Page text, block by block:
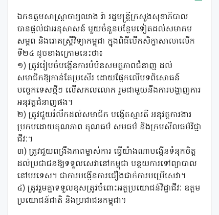
ឯកឧត្តមសាស្រ្តាចារ្យឈាង រ៉ា រដ្ឋមន្រ្តីក្រសួងសុខាភិបាល
បានផ្តល់ជាអនុសាសន៍ មួយចំនួនបន្ថែមទៀតដល់សមាគម
សម្ភព និងរោគស្ត្រីវិទ្យាកម្ពុជា ក្នុងពិធីបើកសិក្ខាសាលាលើក
ទី២៤ ដូចខាងក្រោមនេះថា៖
១) ត្រូវរៀបចំបង្កើនការបំប៉នសមត្ថភាពជំនាញ ដល់
សមាជិកឱ្យកាន់តែប្រសើរ ដោយផ្អែកលើបទពិសោធន៍
បច្ចេកទេសថ្មីៗ លើសកលលោក រួមជាមួយនឹងការបង្ហាញការ
អនុវត្តជំនាញផង។
២) ត្រូវជួយរំលឹកដល់សមាជិក បង្កើតស្មារតី អនុវត្តការងារ
ប្រកបដោយគុណភាព គុណធម៌ សមធម៌ និងក្រមសីលធម៌វិជ្ជា
ជីវៈ។
៣) ត្រូវជួយពង្រឹងភាពម្ចាស់ការ ធ្វើយ៉ាងណាបង្កើនទំនុកចិត្ត
ដល់ប្រជាជនឱ្យទទួលសេវានៅកម្ពុជា បន្ថយការទៅព្យាបាល
នៅបរទេស។ ជាការបង្កើនការជឿងជាក់ការបម្រើសេវា។
៤) ត្រូវរួមគ្នាទទួលខុសត្រូវចំពោះអត្ថប្រយោជន៍វិជ្ជាជីវៈ ឧត្តម
ប្រយោជន៍ជាតិ និងប្រជាជនកម្ពុជា។